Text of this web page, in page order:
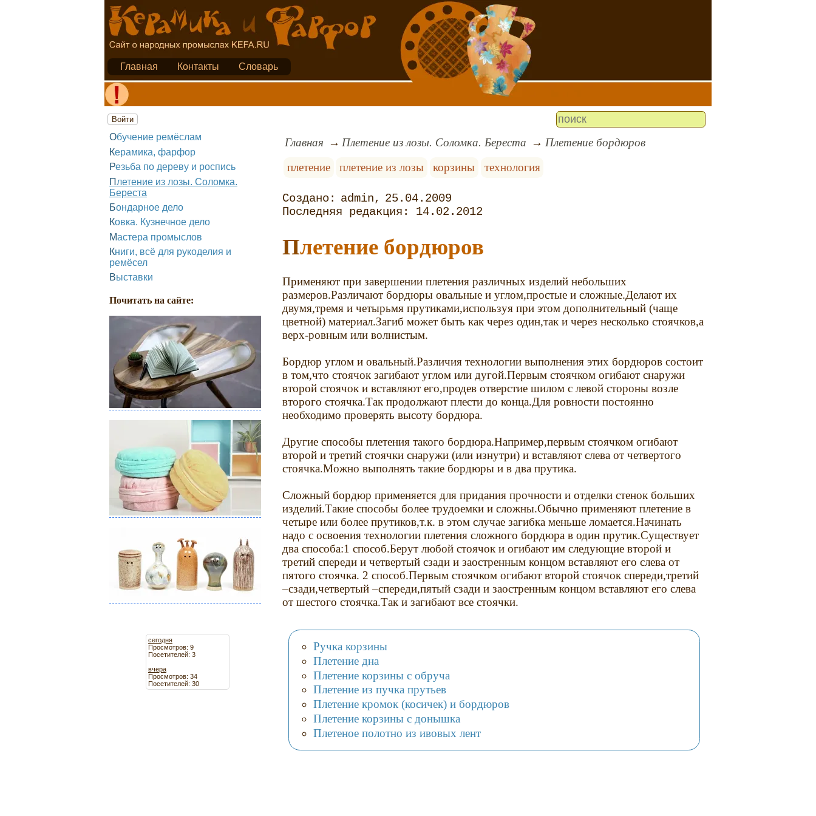
Главная Контакты Словарь
Войти
Обучение ремёслам
Керамика, фарфор
Резьба по дереву и роспись
Плетение из лозы. Соломка.
Береста
Бондарное дело
Ковка. Кузнечное дело
Мастера промыслов
Книги, всё для рукоделия и
ремёсел
Выставки
Почитать на сайте:
сегодня
Просмотров: 9
Посетителей: 3
вчера
Просмотров: 34
Посетителей: 30
Главная Плетение из лозы. Соломка. Береста
Плетение бордюров
плетение
плетение из лозы корзины технология
admin
25.04.2009
14.02.2012
Плетение бордюров
Применяют при завершении плетения различных изделий небольших
размеров.Различают бордюры овальные и углом,простые и сложные.Делают их
двумя,тремя и четырьмя прутиками,используя при этом дополнительный (чаще
цветной) материал.Загиб может быть как через один,так и через несколько стоячков,а
верх-ровным или волнистым.
Бордюр углом и овальный.Различия технологии выполнения этих бордюров состоит
в том,что стоячок загибают углом или дугой.Первым стоячком огибают снаружи
второй стоячок и вставляют его,продев отверстие шилом с левой стороны возле
второго стоячка.Так продолжают плести до конца.Для ровности постоянно
необходимо проверять высоту бордюра.
Другие способы плетения такого бордюра.Например,первым стоячком огибают
второй и третий стоячки снаружи (или изнутри) и вставляют слева от четвертого
стоячка.Можно выполнять такие бордюры и в два прутика.
Сложный бордюр применяется для придания прочности и отделки стенок больших
изделий.Такие способы более трудоемки и сложны.Обычно применяют плетение в
четыре или более прутиков,т.к. в этом случае загибка меньше ломается.Начинать
надо с освоения технологии плетения сложного бордюра в один прутик.Существует
два способа:1 способ.Берут любой стоячок и огибают им следующие второй и
третий спереди и четвертый сзади и заостренным концом вставляют его слева от
пятого стоячка. 2 способ.Первым стоячком огибают второй стоячок спереди,третий
–сзади,четвертый –спереди,пятый сзади и заостренным концом вставляют его слева
от шестого стоячка.Так и загибают все стоячки.
Ручка корзины
Плетение дна
Плетение корзины с обруча
Плетение из пучка прутьев
Плетение кромок (косичек) и бордюров
Плетение корзины с донышка
Плетеное полотно из ивовых лент